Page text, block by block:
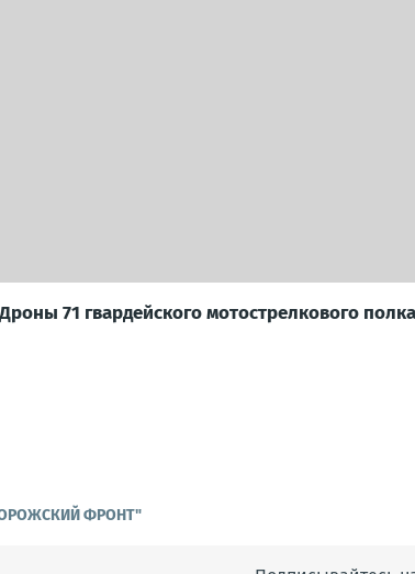
71 гвардейского мотострелкового
ФРОНТ"